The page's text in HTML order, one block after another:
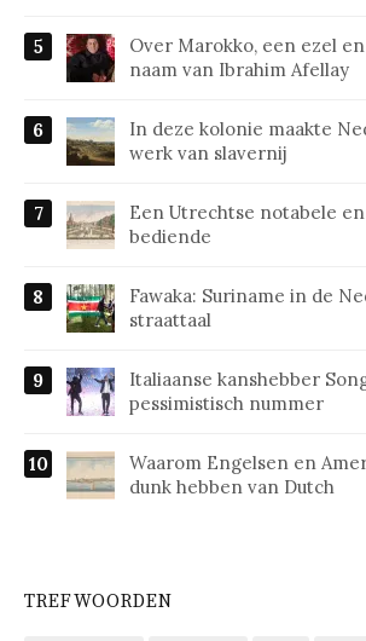
Over Marokko, een ezel
naam van Ibrahim Afellay
In deze kolonie maakte
werk van slavernij
Een Utrechtse notabele
bediende
Fawaka: Suriname in de
straattaal
Italiaanse kanshebber
pessimistisch nummer
Waarom Engelsen en
dunk hebben van Dutch
TREFWOORDEN